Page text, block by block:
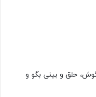
حلق و بینی بگو و